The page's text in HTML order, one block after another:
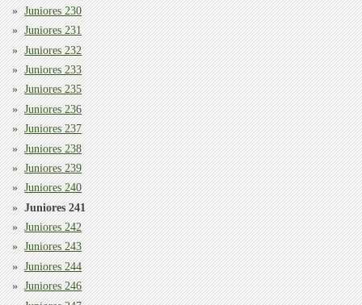
Juniores 230
Juniores 231
Juniores 232
Juniores 233
Juniores 235
Juniores 236
Juniores 237
Juniores 238
Juniores 239
Juniores 240
Juniores 241
Juniores 242
Juniores 243
Juniores 244
Juniores 246